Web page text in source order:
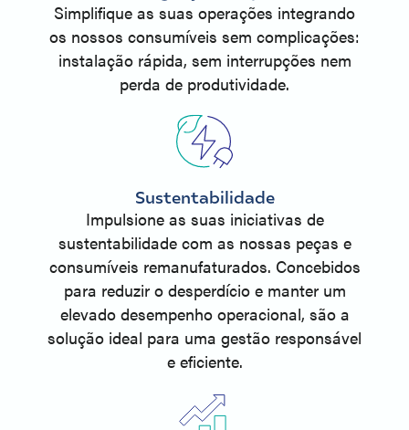
Simplifique as suas operações integrando
os nossos consumíveis sem complicações:
instalação rápida, sem interrupções nem
perda de produtividade.
Sustentabilidade
Impulsione as suas iniciativas de
sustentabilidade com as nossas peças e
consumíveis remanufaturados. Concebidos
para reduzir o desperdício e manter um
elevado desempenho operacional, são a
solução ideal para uma gestão responsável
e eficiente.